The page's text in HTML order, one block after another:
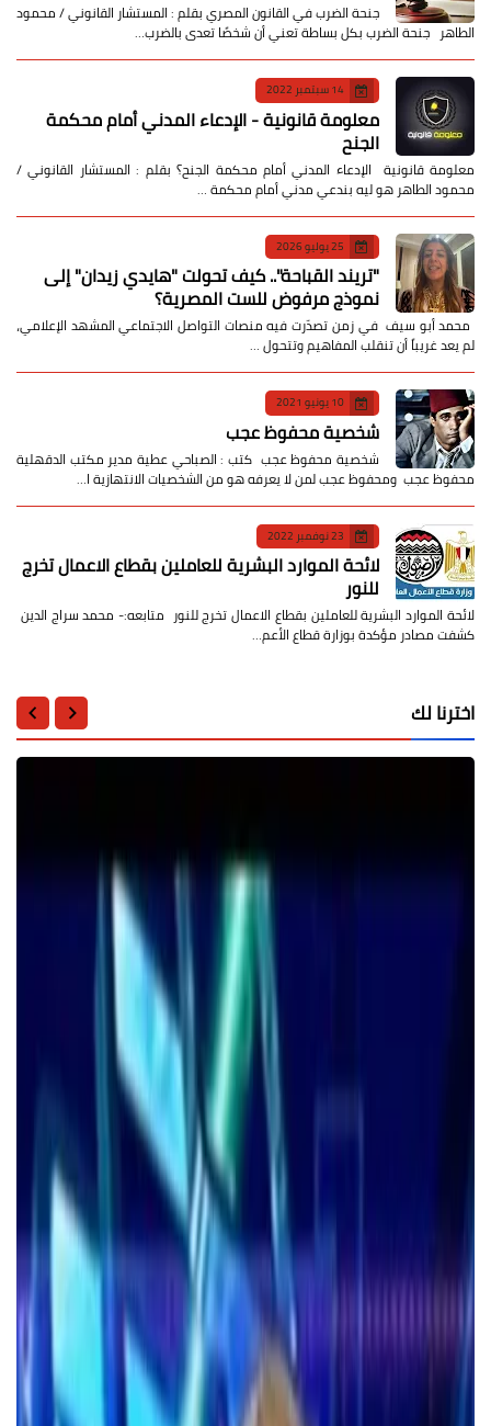
جنحة الضرب في القانون المصري بقلم : المستشار القانوني / محمود
الطاهر جنحة الضرب بكل بساطة تعني أن شخصًا تعدى بالضرب…
14 سبتمبر 2022
معلومة قانونية - الإدعاء المدني أمام محكمة
الجنح
معلومة قانونية الإدعاء المدني أمام محكمة الجنح؟ بقلم : المستشار القانوني /
محمود الطاهر هو ليه بندعي مدني أمام محكمة …
25 يوليو 2026
​"تريند القباحة".. كيف تحولت "هايدي زيدان" إلى
نموذج مرفوض للست المصرية؟
​ محمد أبو سيف ​في زمن تصدّرت فيه منصات التواصل الاجتماعي المشهد الإعلامي،
لم يعد غريباً أن تنقلب المفاهيم وتتحول …
10 يونيو 2021
شخصية محفوظ عجب
شخصية محفوظ عجب كتب : الصباحي عطية مدير مكتب الدقهلية
محفوظ عجب ومحفوظ عجب لمن لا يعرفه هو من الشخصيات الانتهازية ا…
23 نوفمبر 2022
لائحة الموارد البشرية للعاملين بقطاع الاعمال تخرج
للنور
لائحة الموارد البشرية للعاملين بقطاع الاعمال تخرج للنور متابعه:- محمد سراج الدين
كشفت مصادر مؤكدة بوزارة قطاع الأعم…
اخترنا لك